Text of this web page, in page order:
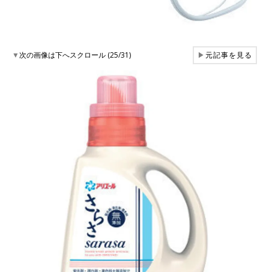
▼次の画像は下へスクロール (25/31) ▶元記事を見る